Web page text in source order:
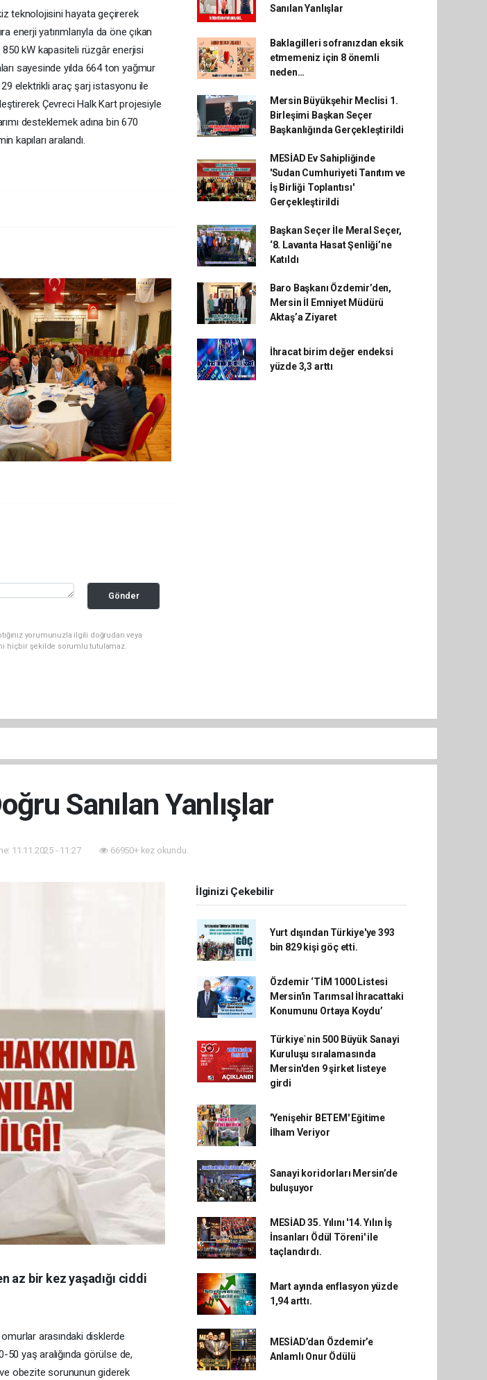
teknolojisini hayata geçirerek
enerji yatırımlarıyla da öne çıkan
850 kW kapasiteli rüzgâr enerjisi
sayesinde yılda 664 ton yağmur
29 elektrikli araç şarj istasyonu ile
Çevreci Halk Kart projesiyle
desteklemek adına bin 670
kapıları aralandı.
Gönder
yorumunuzla ilgili doğrudan veya
hiçbir şekilde sorumlu tutulamaz.
Sanılan Yanlışlar
Baklagilleri sofranızdan eksik
etmemeniz için 8 önemli
neden…
Mersin Büyükşehir Meclisi 1.
Birleşimi Başkan Seçer
Başkanlığında Gerçekleştirildi
MESİAD Ev Sahipliğinde
'Sudan Cumhuriyeti Tanıtım ve
İş Birliği Toplantısı'
Gerçekleştirildi
Başkan Seçer İle Meral Seçer,
‘8. Lavanta Hasat Şenliği’ne
Katıldı
Baro Başkanı Özdemir’den,
Mersin İl Emniyet Müdürü
Aktaş’a Ziyaret
İhracat birim değer endeksi
yüzde 3,3 arttı
Sanılan Yanlışlar
11.11.2025 - 11:27 66950+ kez okundu.
az bir kez yaşadığı ciddi
omurlar arasındaki disklerde
50 yaş aralığında görülse de,
obezite sorununun giderek
İlginizi Çekebilir
Yurt dışından Türkiye'ye 393
bin 829 kişi göç etti.
Özdemir ‘TİM 1000 Listesi
Mersin'in Tarımsal İhracattaki
Konumunu Ortaya Koydu’
Türkiye`nin 500 Büyük Sanayi
Kuruluşu sıralamasında
Mersin'den 9 şirket listeye
girdi
'Yenişehir BETEM' Eğitime
İlham Veriyor
Sanayi koridorları Mersin’de
buluşuyor
MESİAD 35. Yılını '14. Yılın İş
İnsanları Ödül Töreni' ile
taçlandırdı.
Mart ayında enflasyon yüzde
1,94 arttı.
MESİAD’dan Özdemir’e
Anlamlı Onur Ödülü